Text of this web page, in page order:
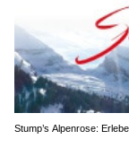
Stump’s Alpenrose: